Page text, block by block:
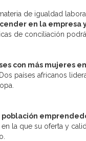
de igualdad
en la empresa
de conciliación
con más mujeres
países africanos
población
la que su oferta y